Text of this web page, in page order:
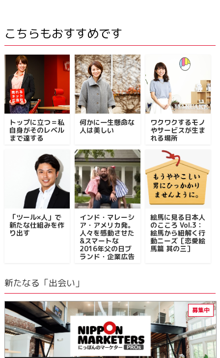
こちらもおすすめです
トップに立つ＝私
自身がそのレベル
まで達する
何かに一生懸命な
人は美しい
ワクワクするモノ
やサービスが生ま
れる場所
「ツール×人」で
新たな仕組みを作
り出す
インド・マレーシ
ア・アメリカ発。
人々を感動させた
&スマートな
2016年父の日ブ
ランド・企業広告
絵馬に見る日本人
のこころ Vol.3：
絵馬から紐解く行
動ニーズ［恋愛絵
馬篇 其の三］
新たなる「出会い」